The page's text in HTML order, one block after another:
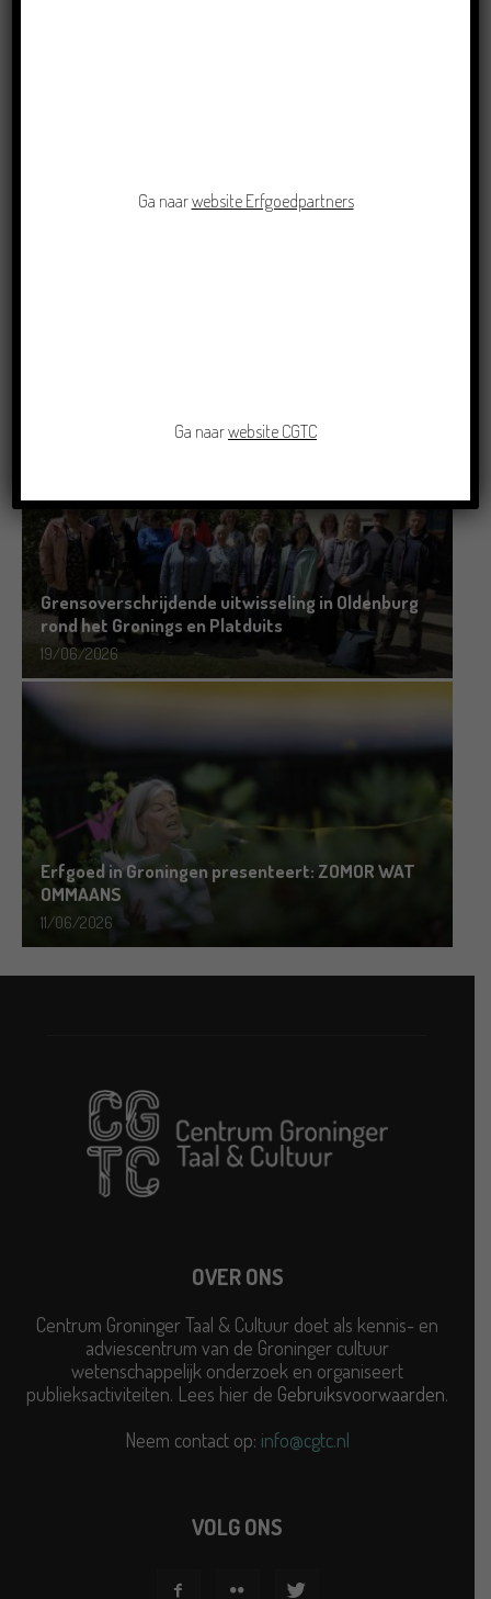
Grensoverschrijdende uitwisseling in Oldenburg
rond het Gronings en Platduits
19/06/2026
Erfgoed in Groningen presenteert: ZOMOR WAT
OMMAANS
11/06/2026
OVER ONS
Centrum Groninger Taal & Cultuur doet als kennis- en
adviescentrum van de Groninger cultuur
wetenschappelijk onderzoek en organiseert
publieksactiviteiten. Lees hier de Gebruiksvoorwaarden.
Neem contact op: info@cgtc.nl
VOLG ONS
Ga naarwebsite Erfgoedpartners
Ga naarwebsite CGTC